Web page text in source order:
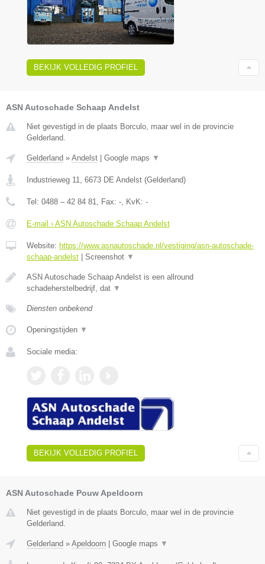
BEKIJK VOLLEDIG PROFIEL
ASN Autoschade Schaap Andelst
Niet gevestigd in de plaats Borculo, maar wel in de provincie
Gelderland.
Gelderland » Andelst | Google maps ▼
Industrieweg 11 6673 DE Andelst (Gelderland)
Tel: 0488 – 42 84 81 , Fax: - , KvK: -
E-mail › ASN Autoschade Schaap Andelst
Website: https://www.asnautoschade.nl/vestiging/asn-autoschade-
schaap-andelst | Screenshot ▼
ASN Autoschade Schaap Andelst is een allround
schadeherstelbedrijf, dat ▼
Diensten onbekend
Openingstijden ▼
Sociale media:
BEKIJK VOLLEDIG PROFIEL
ASN Autoschade Pouw Apeldoorn
Niet gevestigd in de plaats Borculo, maar wel in de provincie
Gelderland.
Gelderland » Apeldoorn Google maps ▼